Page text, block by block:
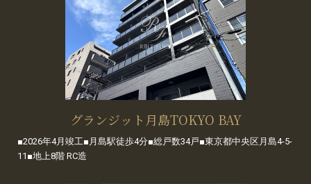
グランジット月島TOKYO BAY
■2026年4月竣工■月島駅徒歩4分■総戸数34戸■東京都中央区月島4-5-
11■地上8階 RC造